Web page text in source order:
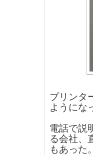
プリンタ
ようにな
電話で説
る会社、
もあった